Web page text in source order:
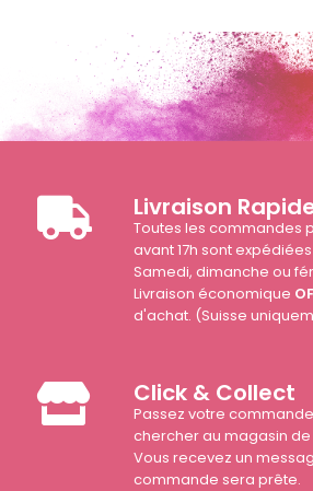
Livraison
Toutes les commandes
avant 17h sont
Samedi, dimanche ou
Livraison économique
d'achat. (Suisse
Click & Collect
Passez votre
chercher au magasin de
Vous recevez un
commande sera prête.